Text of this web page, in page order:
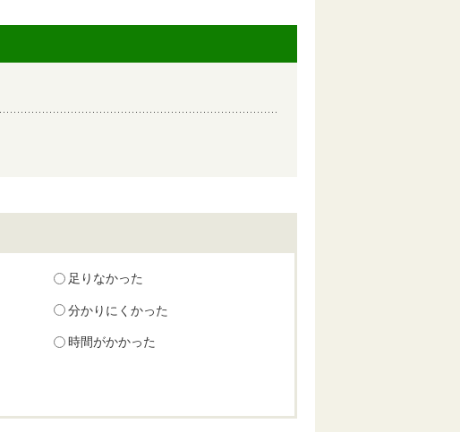
足りなかった
分かりにくかった
時間がかかった